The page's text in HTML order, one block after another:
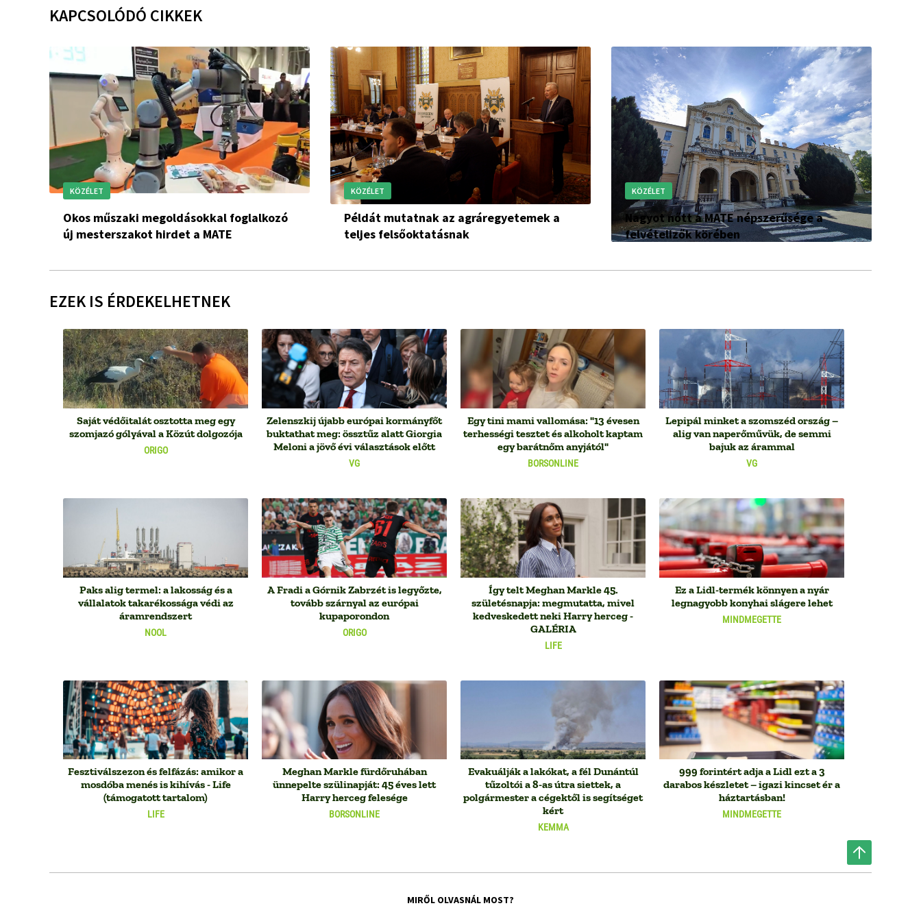
KAPCSOLÓDÓ CIKKEK
KÖZÉLET
Okos műszaki megoldásokkal foglalkozó
új mesterszakot hirdet a MATE
KÖZÉLET
Példát mutatnak az agráregyetemek a
teljes felsőoktatásnak
KÖZÉLET
Nagyot nőtt a MATE népszerűsége a
felvételizők körében
EZEK IS ÉRDEKELHETNEK
ORIGO
Saját védőitalát osztotta meg egy
szomjazó gólyával a Közút dolgozója
VG
Zelenszkij újabb európai kormányfőt
buktathat meg: össztűz alatt Giorgia
Meloni a jövő évi választások előtt
BORSONLINE
Egy tini mami vallomása: "13 évesen
terhességi tesztet és alkoholt kaptam
egy barátnőm anyjától"
VG
Lepipál minket a szomszéd ország –
alig van naperőművük, de semmi
bajuk az árammal
NOOL
Paks alig termel: a lakosság és a
vállalatok takarékossága védi az
áramrendszert
ORIGO
A Fradi a Górnik Zabrzét is legyőzte,
tovább szárnyal az európai
kupaporondon
LIFE
Így telt Meghan Markle 45.
születésnapja: megmutatta, mivel
kedveskedett neki Harry herceg -
GALÉRIA
MINDMEGETTE
Ez a Lidl-termék könnyen a nyár
legnagyobb konyhai slágere lehet
LIFE
Fesztiválszezon és felfázás: amikor a
mosdóba menés is kihívás - Life
(támogatott tartalom)
BORSONLINE
Meghan Markle fürdőruhában
ünnepelte szülinapját: 45 éves lett
Harry herceg felesége
KEMMA
Evakuálják a lakókat, a fél Dunántúl
tűzoltói a 8-as útra siettek, a
polgármester a cégektől is segítséget
kért
MINDMEGETTE
999 forintért adja a Lidl ezt a 3
darabos készletet – igazi kincset ér a
háztartásban!
MIRŐL OLVASNÁL MOST?